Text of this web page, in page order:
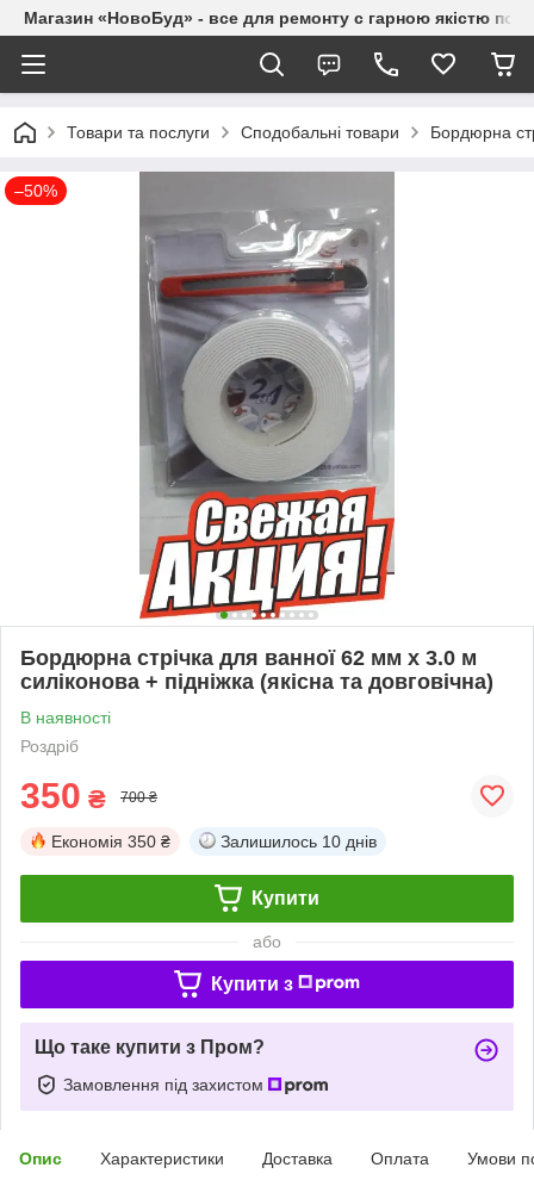
Магазин «НовоБуд» - все для ремонту с гарною якістю по
Товари та послуги Сподобальні товари Бордюрна
–50%
Бордюрна стрічка для ванної 62 мм x 3.0 м
силіконова + підніжка (якісна та довговічна)
В наявності
Роздріб
350 ₴ 700 ₴
Економія 350 ₴ Залишилось 10 днів
Купити
або
Купити з
Що таке купити з Пром?
Замовлення під захистом
Опис Характеристики Доставка Оплата Умови